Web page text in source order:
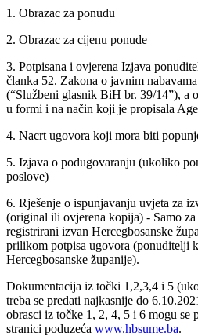
1. Obrazac za ponudu
2. Obrazac za cijenu ponude
3. Potpisana i ovjerena Izjava
članka 52. Zakona o javnim
(“Službeni glasnik BiH br. 39/14”), a
u formi i na način koji je propisala
4. Nacrt ugovora koji mora biti
5. Izjava o podugovaranju (ukoliko
poslove)
6. Rješenje o ispunjavanju uvjeta za
(original ili ovjerena kopija) - Samo
registrirani izvan Hercegbosanske
prilikom potpisa ugovora (ponuditelji
Hercegbosanske županije).
Dokumentacija iz točki 1,2,3,4 i 5
treba se predati najkasnije do
obrasci iz točke 1, 2, 4, 5 i 6 mogu se
stranici poduzeća www.hbsume.ba.